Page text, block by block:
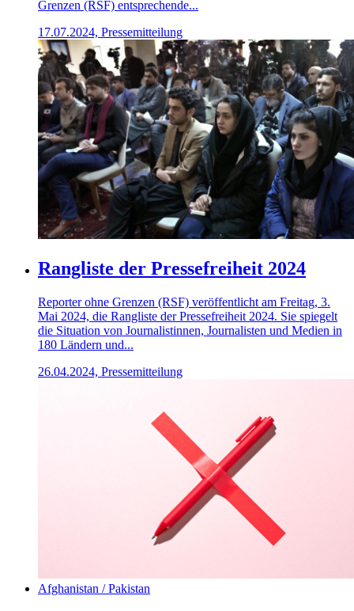
Grenzen (RSF) entsprechende...
17.07.2024, Pressemitteilung
Rangliste der Pressefreiheit 2024
Reporter ohne Grenzen (RSF) veröffentlicht am Freitag, 3.
Mai 2024, die Rangliste der Pressefreiheit 2024. Sie spiegelt
die Situation von Journalistinnen, Journalisten und Medien in
180 Ländern und...
26.04.2024, Pressemitteilung
Afghanistan / Pakistan